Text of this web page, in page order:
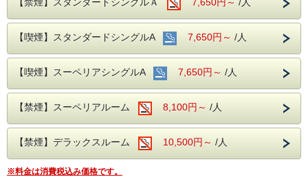
※所要時間は、時間帯により多少異なります。
【お車でお越しのお客様へ必ずご一読下さい】
当ホテルには駐車場、及び提携駐車場がございません。
※当日の予定到着時間より遅れる場合は、必ずご連絡をお願
いいたします。
※ご宿泊者様以外の客室への入室はお断りさせて頂いており
ます。
ご面会はロビーにてお願い申し上げます。
【館内ご案内】
○自動精算機で、チェックイン・チェックアウトでお待たせ
しません。
○全館Wi-Fi利用可。
〇全室 加湿空気清浄機、電気ケトル完備。
〇安心なエントランスロック（24時以降、正面玄関がロッ
クされます。宿泊者様のみご入館可能）
○ミネラルウォーター付き。
煙コーナー設置。
東京周辺へのご出張、ビジネス、観光等に最適な立地
です。
〇最寄りコンビニ：徒歩 約2分
【喫煙】スタンダードシングルA 7,650円～ /人
【喫煙】スーペリアシングルA 7,650円～ /人
【禁煙】スーペリアルーム 8,100円～ /人
【禁煙】デラックスルーム 10,500円～ /人
※料金は消費税込み価格です。